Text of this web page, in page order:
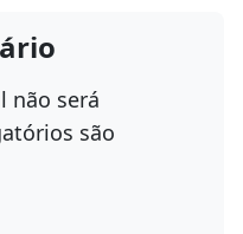
não será
são